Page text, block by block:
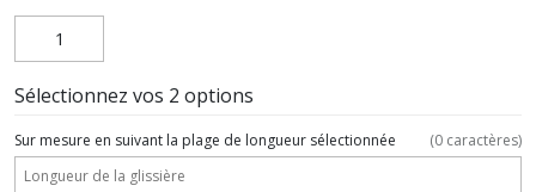
Sélectionnez vos 2 options
Sur mesure en suivant la plage de longueur sélectionnée (0 caractères)